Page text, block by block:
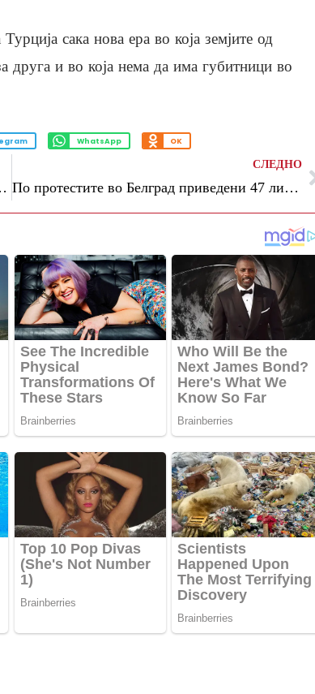
сака нова ера во која земјите од
друга и во која нема да има губитници во
WhatsApp OK
лажна дојава за пожар
СЛЕДНО
По протестите во Белград приведени 47 лица, а повредени се 17 полицајци